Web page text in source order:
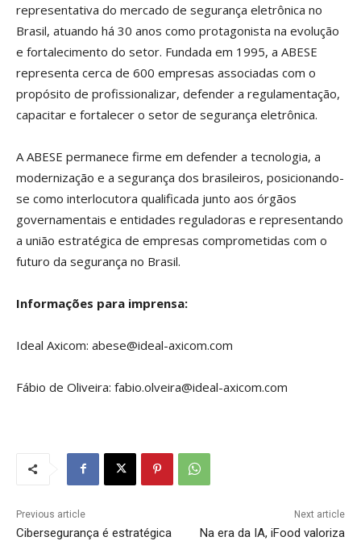
representativa do mercado de segurança eletrônica no
Brasil, atuando há 30 anos como protagonista na evolução
e fortalecimento do setor. Fundada em 1995, a ABESE
representa cerca de 600 empresas associadas com o
propósito de profissionalizar, defender a regulamentação,
capacitar e fortalecer o setor de segurança eletrônica.
A ABESE permanece firme em defender a tecnologia, a
modernização e a segurança dos brasileiros, posicionando-
se como interlocutora qualificada junto aos órgãos
governamentais e entidades reguladoras e representando
a união estratégica de empresas comprometidas com o
futuro da segurança no Brasil.
Informações para imprensa:
Ideal Axicom: abese@ideal-axicom.com
Fábio de Oliveira: fabio.olveira@ideal-axicom.com
Previous article
Cibersegurança é estratégica
Next article
Na era da IA, iFood valoriza